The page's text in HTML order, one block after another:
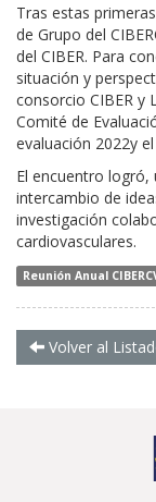
Tras estas
de Grupo del
del CIBER. Para
situación y
consorcio CIBER y
Comité de
evaluación 2022y el
El encuentro logró,
intercambio de
investigación
cardiovasculares.
Reunión Anual
Volver al